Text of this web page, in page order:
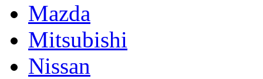
Mazda
Mitsubishi
Nissan